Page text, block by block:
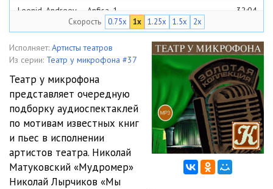
Leonid_Andreev_-_Anfisa_1
32:04
Leonid_Andreev_-_Anfisa_2 23:41
Leonid_Andreev_-_Anfisa_3 35:32
Leonid_Andreev_-_Anfisa_4
43:13
anuta
Анюта
1:31:51
ivan vasilievich
01_01_01
01_01_02
Скорость 0.75x 1x 1.25x 1.5x 2x
Исполняет: Артисты театров
Из серии: Театр у микрофона #37
Театр у микрофона
представляет очередную
подборку аудиоспектаклей
по мотивам известных книг
и пьес в исполнении
артистов театра. Николай
Матуковский «Мудромер»
Николай Лырчиков «Мы